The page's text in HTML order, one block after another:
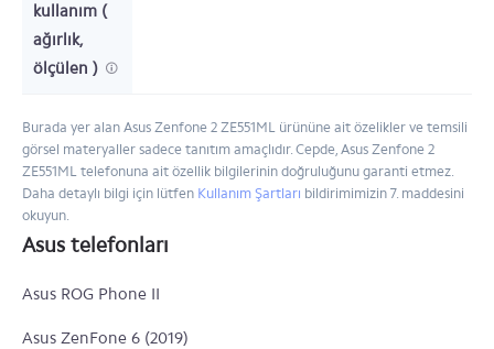
kullanım (
ağırlık,
ölçülen )
Burada yer alan Asus Zenfone 2 ZE551ML ürününe ait özelikler ve temsili
görsel materyaller sadece tanıtım amaçlıdır. Cepde, Asus Zenfone 2
ZE551ML telefonuna ait özellik bilgilerinin doğruluğunu garanti etmez.
Daha detaylı bilgi için lütfen Kullanım Şartları bildirimimizin 7. maddesini
okuyun.
Asus telefonları
Asus ROG Phone II
Asus ZenFone 6 (2019)